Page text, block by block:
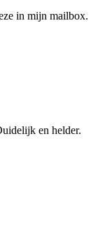
in mijn mailbox.
en helder.